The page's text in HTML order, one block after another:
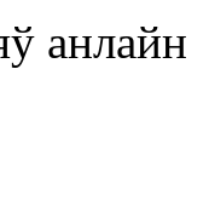
анлайн